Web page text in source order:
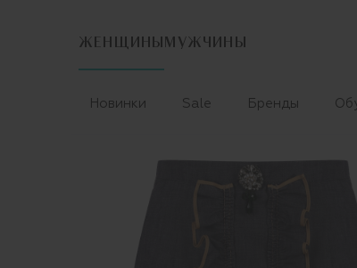
ЖЕНЩИНЫ МУЖЧИНЫ
Новинки Sale Бренды